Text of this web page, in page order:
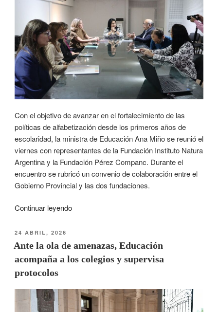
Con el objetivo de avanzar en el fortalecimiento de las
políticas de alfabetización desde los primeros años de
escolaridad, la ministra de Educación Ana Miño se reunió el
viernes con representantes de la Fundación Instituto Natura
Argentina y la Fundación Pérez Companc. Durante el
encuentro se rubricó un convenio de colaboración entre el
Gobierno Provincial y las dos fundaciones.
Continuar leyendo
24 ABRIL, 2026
Ante la ola de amenazas, Educación
acompaña a los colegios y supervisa
protocolos